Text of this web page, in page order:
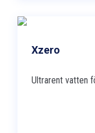
Xzero
Ultrarent vatten